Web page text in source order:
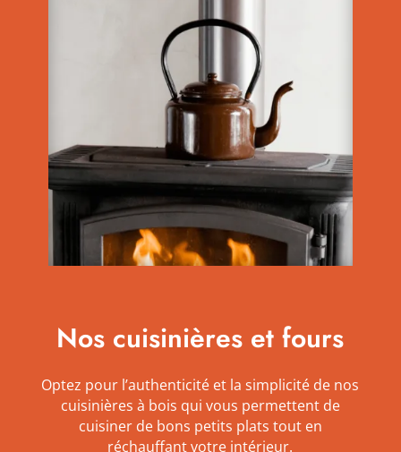
Nos cuisinières et fours
Optez pour l’authenticité et la simplicité de nos
cuisinières à bois qui vous permettent de
cuisiner de bons petits plats tout en
réchauffant votre intérieur.